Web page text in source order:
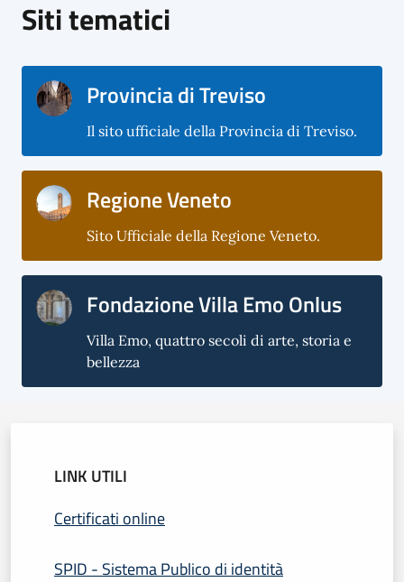
Siti tematici
Provincia di Treviso
Il sito ufficiale della Provincia di Treviso.
Regione Veneto
Sito Ufficiale della Regione Veneto.
Fondazione Villa Emo Onlus
Villa Emo, quattro secoli di arte, storia e
bellezza
LINK UTILI
Certificati online
SPID - Sistema Publico di identità